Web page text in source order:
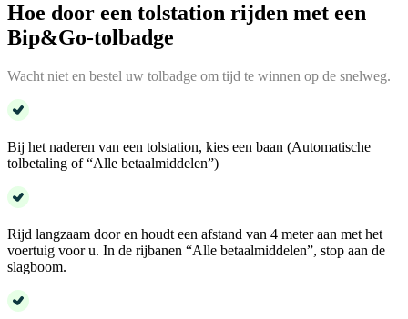
Hoe door een tolstation rijden met een
Bip&Go-tolbadge
Wacht niet en bestel uw tolbadge om tijd te winnen op de snelweg.
Bij het naderen van een tolstation, kies een baan (Automatische
tolbetaling of “Alle betaalmiddelen”)
Rijd langzaam door en houdt een afstand van 4 meter aan met het
voertuig voor u. In de rijbanen “Alle betaalmiddelen”, stop aan de
slagboom.